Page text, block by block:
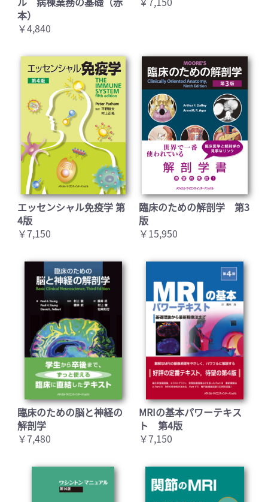
お買い物を続ける カートへ進む
本）
￥4,840
エッセンシャル免疫学 第
4版
￥7,150
臨床のための解剖学 第3
版
￥15,950
臨床のための脳と神経の
解剖学
￥7,480
MRIの基本パワーテキス
ト 第4版
￥7,150